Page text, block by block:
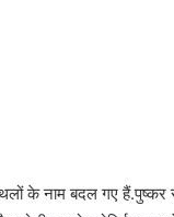
के नाम बदल गए